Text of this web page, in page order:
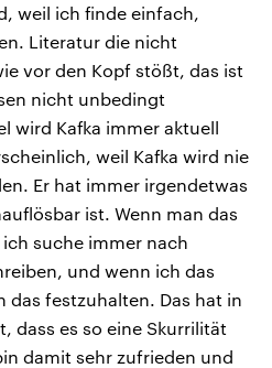
weil ich finde einfach,
Literatur die nicht
vor den Kopf stößt, das ist
nicht unbedingt
wird Kafka immer aktuell
weil Kafka wird nie
Er hat immer irgendetwas
ist. Wenn man das
suche immer nach
und wenn ich das
das festzuhalten. Das hat in
dass es so eine Skurrilität
damit sehr zufrieden und